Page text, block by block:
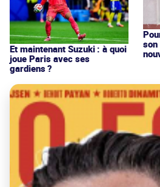
Et maintenant Suzuki : à quoi
joue Paris avec ses
gardiens ?
son